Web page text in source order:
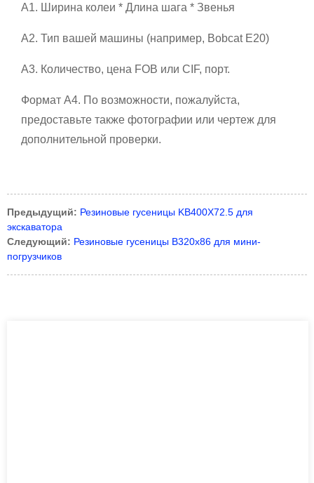
A1. Ширина колеи * Длина шага * Звенья
A2. Тип вашей машины (например, Bobcat E20)
A3. Количество, цена FOB или CIF, порт.
Формат А4. По возможности, пожалуйста,
предоставьте также фотографии или чертеж для
дополнительной проверки.
Предыдущий: Резиновые гусеницы KB400X72.5 для
экскаватора
Следующий: Резиновые гусеницы B320x86 для мини-
погрузчиков